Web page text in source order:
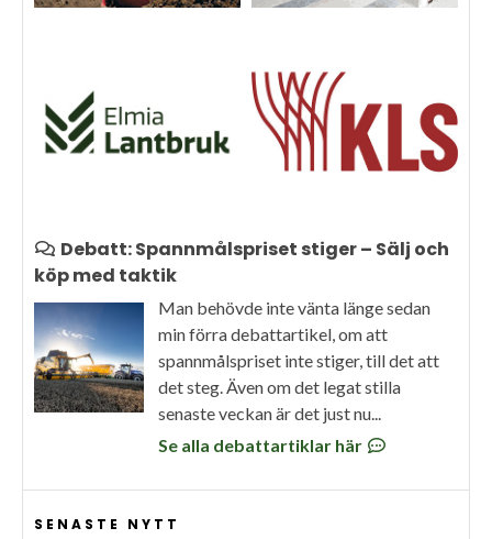
Debatt: Spannmålspriset stiger – Sälj och
köp med taktik
Man behövde inte vänta länge sedan
min förra debattartikel, om att
spannmålspriset inte stiger, till det att
det steg. Även om det legat stilla
senaste veckan är det just nu...
Se alla debattartiklar här
SENASTE NYTT